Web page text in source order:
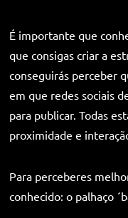
É importante que
que consigas criar a
conseguirás perceber
em que redes sociais
para publicar. Todas
proximidade e
Para perceberes
conhecido: o palhaço